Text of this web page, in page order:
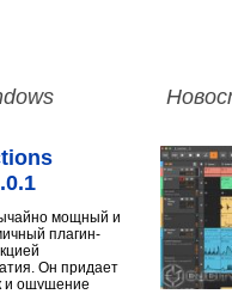
мощный и
плагин-
Он придает
и ощущение